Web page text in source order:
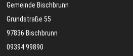
Gemeinde Bischbrunn
Grundstraße 55
97836 Bischbrunn
09394 99890